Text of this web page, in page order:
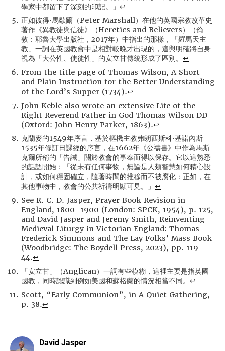
學家中都留下了深刻的印記。」 ↩
正如彼得·馬歇爾（Peter Marshall）在他的英國宗教改革史
著作《異教徒與信徒》（Heretics and Believers）（倫
敦：耶魯大學出版社，2017年）中指出的那樣，「羅馬天主
教」一詞在英國教會中是相對較晚才出現的，這與明確將自身
視為「大公性、使徒性」的安立甘傳統形成了區別。 ↩
From the title page of Thomas Wilson, A Short
and Plain Instruction for the Better Understanding
of the Lord’s Supper (1734).↩
John Keble also wrote an extensive Life of the
Right Reverend Father in God Thomas Wilson DD
(Oxford: John Henry Parker, 1863).↩
克蘭麥的1549年序言，基於樞機主教弗朗西斯科·基諾內斯
1535年修訂日課經的序言，在1662年《公禱書》中作為馬斯
克爾所稱的「告誡」關於教會的事奉而得以保存。它以這熟悉
的話語開始：「從未有任何事物，無論是人類智慧如何精心設
計，或如何穩固確立，隨著時間的推移而不被腐化：正如，在
其他事物中，教會的公共祈禱明顯可見。」 ↩
See R. C. D. Jasper, Prayer Book Revision in
England, 1800–1900 (London: SPCK, 1954), p. 125,
and David Jasper and Jeremy Smith, Reinventing
Medieval Liturgy in Victorian England: Thomas
Frederick Simmons and The Lay Folks’ Mass Book
(Woodbridge: The Boydell Press, 2023), pp. 119–
44.↩
「安立甘」（Anglican）一詞有些模糊，這裡主要是指英國
國教，同時認識到例如美國和蘇格蘭的情況相當不同。 ↩
Scott, “Early Communion”, in A Quiet Gathering,
p. 38.↩
David Jasper